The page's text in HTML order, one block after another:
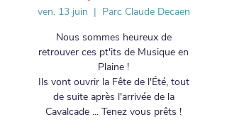
ven. 13 juin
  |
Parc Claude Decaen
Nous sommes heureux de
retrouver ces pt'its de Musique en
Plaine !
Ils vont ouvrir la Fête de l'Été, tout
de suite après l'arrivée de la
Cavalcade ... Tenez vous prêts !